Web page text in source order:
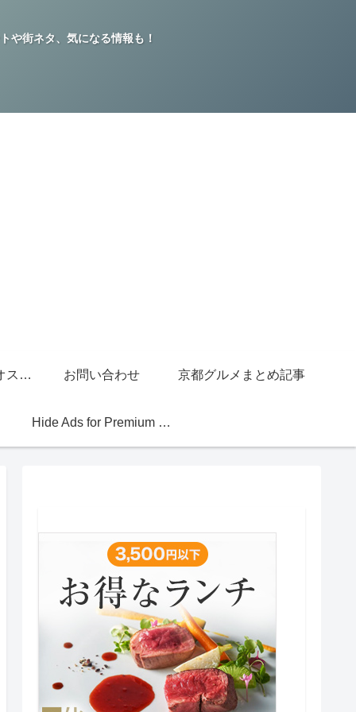
や街ネタ、気になる情報も！
グッチジャパン的オススメ店 お問い合わせ 京都グルメまとめ記事
Hide Ads for Premium Members